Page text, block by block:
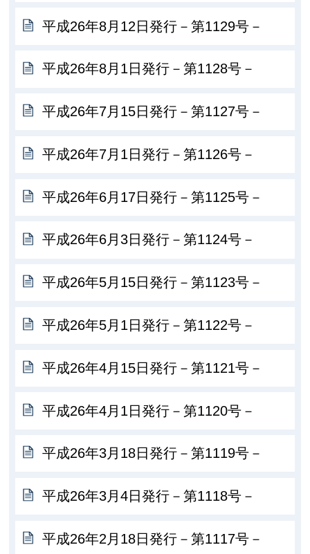
平成26年8月12日発行－第1129号－
平成26年8月1日発行－第1128号－
平成26年7月15日発行－第1127号－
平成26年7月1日発行－第1126号－
平成26年6月17日発行－第1125号－
平成26年6月3日発行－第1124号－
平成26年5月15日発行－第1123号－
平成26年5月1日発行－第1122号－
平成26年4月15日発行－第1121号－
平成26年4月1日発行－第1120号－
平成26年3月18日発行－第1119号－
平成26年3月4日発行－第1118号－
平成26年2月18日発行－第1117号－